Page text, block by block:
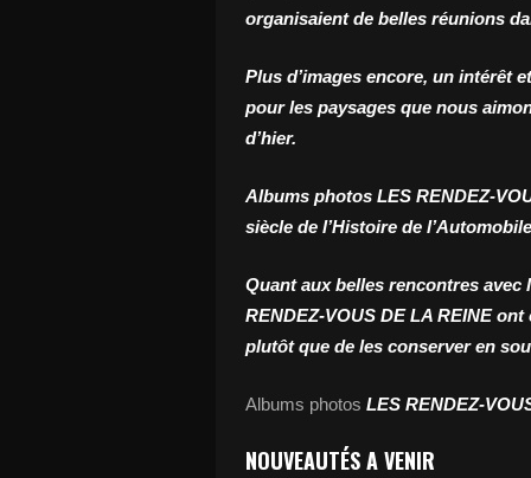
organisaient de belles réunions
Plus d’images encore, un intérêt
pour les paysages que nous
d’hier.
Albums photos LES RENDEZ-
siècle de l’Histoire de
Quant aux belles rencontres
RENDEZ-VOUS DE LA REINEont
plutôt que de les conserver en
Albums photos LES RENDEZ-
NOUVEAUTÉS A VENIR